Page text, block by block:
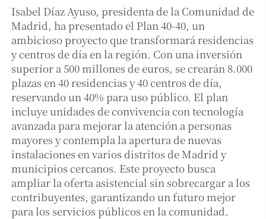
Isabel Díaz Ayuso, presidenta de la Comunidad de
Madrid, ha presentado el Plan 40-40, un
ambicioso proyecto que transformará residencias
y centros de día en la región. Con una inversión
superior a 500 millones de euros, se crearán 8.000
plazas en 40 residencias y 40 centros de día,
reservando un 40% para uso público. El plan
incluye unidades de convivencia con tecnología
avanzada para mejorar la atención a personas
mayores y contempla la apertura de nuevas
instalaciones en varios distritos de Madrid y
municipios cercanos. Este proyecto busca
ampliar la oferta asistencial sin sobrecargar a los
contribuyentes, garantizando un futuro mejor
para los servicios públicos en la comunidad.